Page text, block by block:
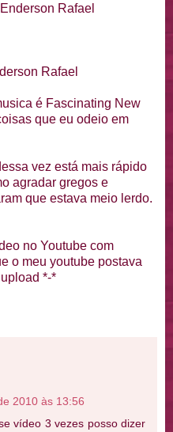
Rafael
Rafael
é Fascinating New
que eu odeio em
vez está mais rápido
agradar gregos e
que estava meio lerdo.
no Youtube com
o meu youtube postava
*-*
2010 às 13:56
vídeo 3 vezes posso dizer